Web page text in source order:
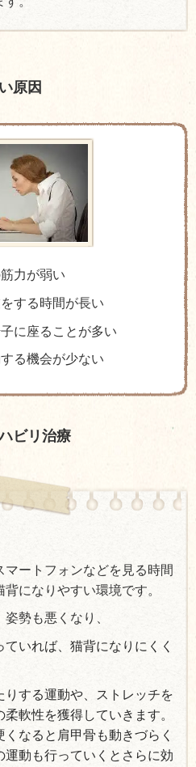
原因
力が弱い
する時間が長い
に座ることが多い
る機会が少ない
ビリ治療
ートフォンなどを見る時間
になりやすい環境です。
勢も悪くなり、
いれば、猫背になりにくく
する運動や、ストレッチを
軟性を獲得していきます。
くなると肩甲骨も動きづらく
運動も行っていくとさらに効